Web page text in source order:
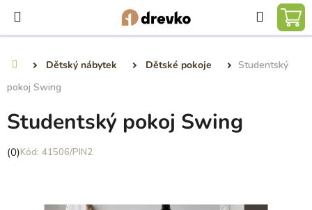
obsah
Hledat
Dětský nábytek Dětské pokoje
Studentský
pokoj Swing
Studentský pokoj Swing
Průměrné
(0) 41506/PIN2